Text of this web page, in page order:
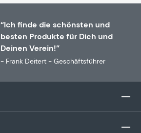
“Ich finde die schönsten und
besten Produkte für Dich und
Deinen Verein!”
- Frank Deitert - Geschäftsführer